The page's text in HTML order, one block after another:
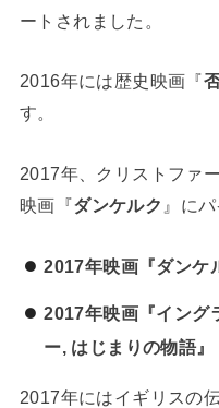
ートされました。
2016年には歴史映画『
す。
2017年、クリストファ
映画『ダンケルク 』に
2017年映画『ダンケ
2017年映画『イング
ー, はじまりの物語』
2017年にはイギリスの